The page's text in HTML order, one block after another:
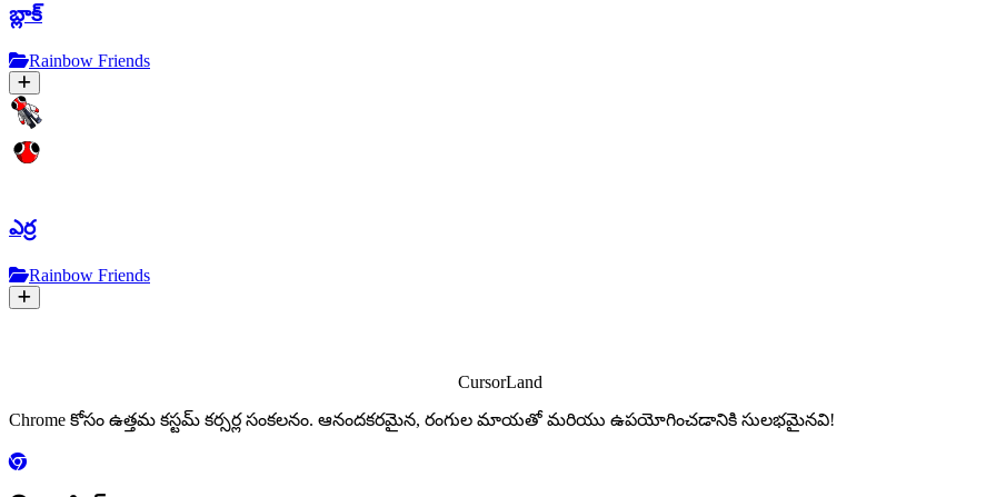
బ్లాక్
Rainbow Friends
ఎర్ర
Rainbow Friends
CursorLand
Chrome కోసం ఉత్తమ కస్టమ్ కర్సర్ల సంకలనం. ఆనందకరమైన, రంగుల మాయతో మరియు ఉపయోగించడానికి సులభమైనవి!